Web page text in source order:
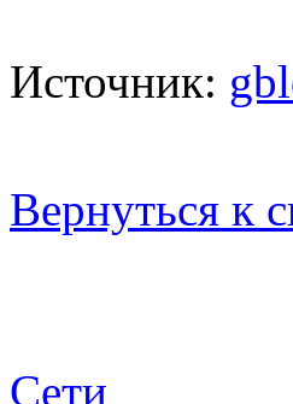
Источник:
Вернуться к
Сети